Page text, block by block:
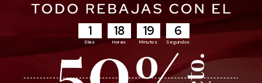
1
Días
18
Horas
19
Minutos
5
Segundos